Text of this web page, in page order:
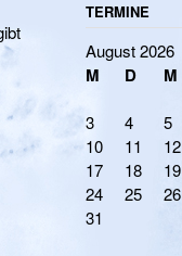
TERMINE
August 2026
M D M
3
4 5
10
11 12
17
18 19
24
25 26
31